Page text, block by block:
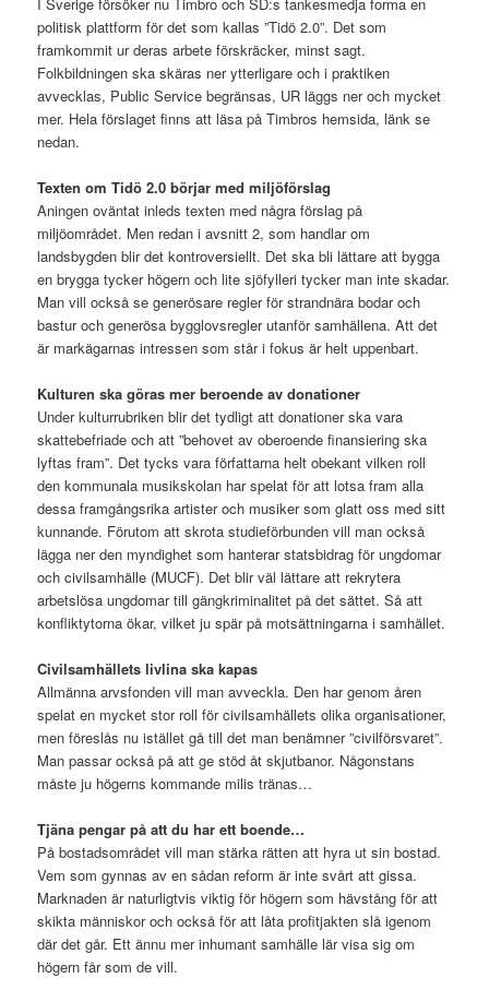
politisk plattform för det som kallas ”Tidö 2.0”. Det som
framkommit ur deras arbete förskräcker, minst sagt.
Folkbildningen ska skäras ner ytterligare och i praktiken
avvecklas, Public Service begränsas, UR läggs ner och mycket
mer. Hela förslaget finns att läsa på Timbros hemsida, länk se
nedan.
Texten om Tidö 2.0 börjar med miljöförslag
Aningen oväntat inleds texten med några förslag på
miljöområdet. Men redan i avsnitt 2, som handlar om
landsbygden blir det kontroversiellt. Det ska bli lättare att bygga
en brygga tycker högern och lite sjöfylleri tycker man inte skadar.
Man vill också se generösare regler för strandnära bodar och
bastur och generösa bygglovsregler utanför samhällena. Att det
är markägarnas intressen som står i fokus är helt uppenbart.
Kulturen ska göras mer beroende av donationer
Under kulturrubriken blir det tydligt att donationer ska vara
skattebefriade och att ”behovet av oberoende finansiering ska
lyftas fram”. Det tycks vara författarna helt obekant vilken roll
den kommunala musikskolan har spelat för att lotsa fram alla
dessa framgångsrika artister och musiker som glatt oss med sitt
kunnande. Förutom att skrota studieförbunden vill man också
lägga ner den myndighet som hanterar statsbidrag för ungdomar
och civilsamhälle (MUCF). Det blir väl lättare att rekrytera
arbetslösa ungdomar till gängkriminalitet på det sättet. Så att
konfliktytorna ökar, vilket ju spär på motsättningarna i samhället.
Civilsamhällets livlina ska kapas
Allmänna arvsfonden vill man avveckla. Den har genom åren
spelat en mycket stor roll för civilsamhällets olika organisationer,
men föreslås nu istället gå till det man benämner ”civilförsvaret”.
Man passar också på att ge stöd åt skjutbanor. Någonstans
måste ju högerns kommande milis tränas…
Tjäna pengar på att du har ett boende…
På bostadsområdet vill man stärka rätten att hyra ut sin bostad.
Vem som gynnas av en sådan reform är inte svårt att gissa.
Marknaden är naturligtvis viktig för högern som hävstång för att
skikta människor och också för att låta profitjakten slå igenom
där det går. Ett ännu mer inhumant samhälle lär visa sig om
högern får som de vill.